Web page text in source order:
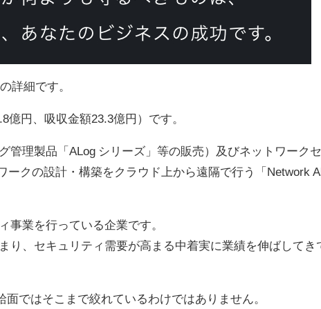
詳細です。
円、吸収金額23.3億円）です。
管理製品「ALog シリーズ」等の販売）及びネットワークセ
ークの設計・構築をクラウド上から遠隔で行う「Network
事業を行っている企業です。
り、セキュリティ需要が高まる中着実に業績を伸ばしてき
ではそこまで絞れているわけではありません。